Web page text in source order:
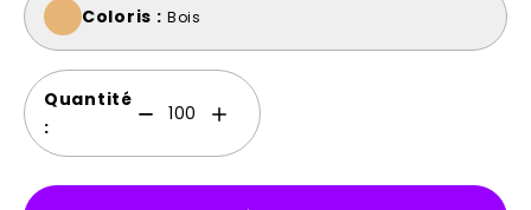
Coloris : Bois
Quantité
: